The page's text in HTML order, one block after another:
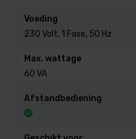
Product
DePL-REM-60
afstandsbediening
Voeding
230 Volt, 1 Fase, 50 Hz
Max. wattage
60 VA
Afstandbediening